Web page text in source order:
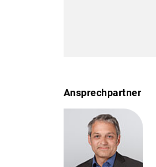
Ansprechpartner